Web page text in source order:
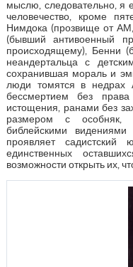
мыслю, следовательно, я
человечество, кроме
Нимдока (прозвище от
(бывший антивоенный
происходящему), Бенни
неандертальца с
сохранившая мораль и
люди томятся в
бессмертием без
истощения, ранами без
размером с особняк,
библейскими
проявляет
единственных
возможности открыть их,